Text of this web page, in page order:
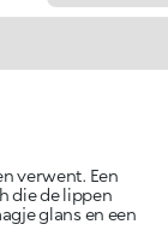
verwent. Een
die de lippen
glans en een